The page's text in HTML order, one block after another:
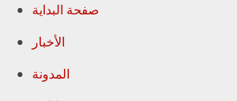
صفحة البداية
الأخبار
المدونة